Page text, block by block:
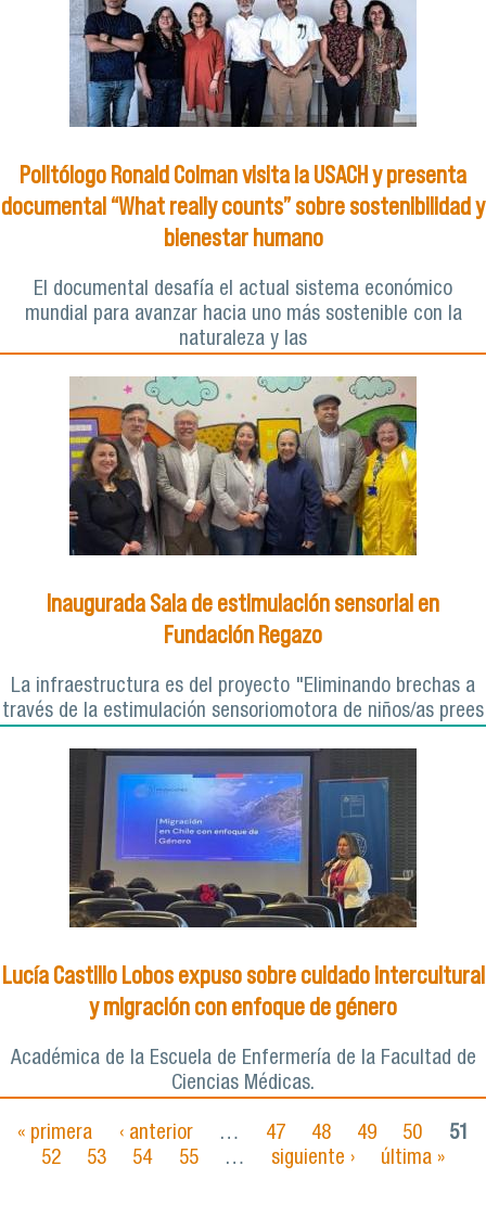
Politólogo Ronald Colman visita la USACH y presenta
documental “What really counts” sobre sostenibilidad y
bienestar humano
El documental desafía el actual sistema económico
mundial para avanzar hacia uno más sostenible con la
naturaleza y las
Inaugurada Sala de estimulación sensorial en
Fundación Regazo
La infraestructura es del proyecto "Eliminando brechas a
través de la estimulación sensoriomotora de niños/as prees
Lucía Castillo Lobos expuso sobre cuidado intercultural
y migración con enfoque de género
Académica de la Escuela de Enfermería de la Facultad de
Ciencias Médicas.
Páginas
« primera ‹ anterior … 47 48 49 50
51
52
53 54 55 … siguiente › última »